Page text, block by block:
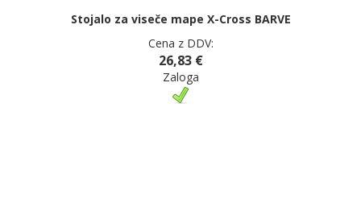
Stojalo za viseče mape X-Cross BARVE
Cena z DDV:
26,83 €
Zaloga